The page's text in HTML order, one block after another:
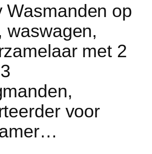
Wasmanden op
waswagen,
met 2
voor